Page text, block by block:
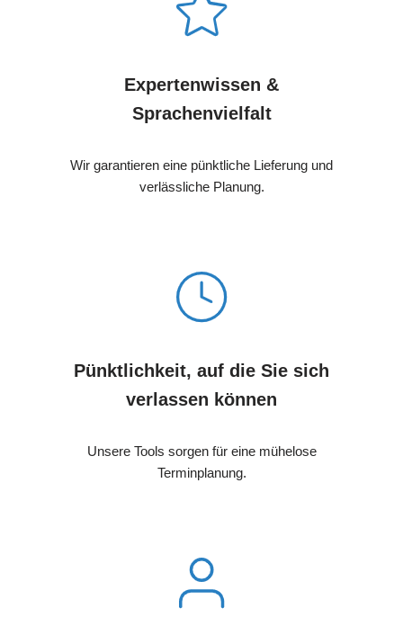
Expertenwissen &
Sprachenvielfalt
Wir garantieren eine pünktliche Lieferung und
verlässliche Planung.
Pünktlichkeit, auf die Sie sich
verlassen können
Unsere Tools sorgen für eine mühelose
Terminplanung.